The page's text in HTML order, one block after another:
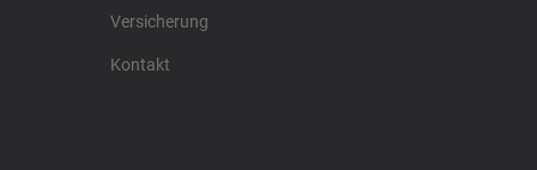
Versicherung
Kontakt